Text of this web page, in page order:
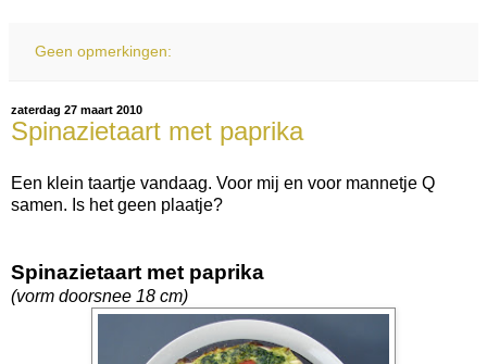
Geen opmerkingen:
zaterdag 27 maart 2010
Spinazietaart met paprika
Een klein taartje vandaag. Voor mij en voor mannetje Q
samen. Is het geen plaatje?
Spinazietaart met paprika
(vorm doorsnee 18 cm)